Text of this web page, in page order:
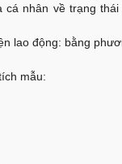
nhân về trạng
lao động: bằng
mẫu: